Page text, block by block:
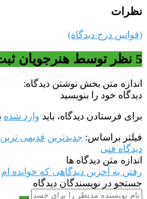
نظرات
(قوانین درج دیدگاه)
5 نظر توسط هنرجویان
اندازه متن بخش نوشتن دیدگاه:
دیدگاه خود را بنویسید
برای فرستادن دیدگاه، باید وارد شده
فیلتر براساس: جدیدترین قدیمی ترین
دیدگاه فنی
اندازه متن دیدگاه ها
رفتن به آخرین دیدگاهی که خوانده ام
جستجو در نویسندگان دیدگاه